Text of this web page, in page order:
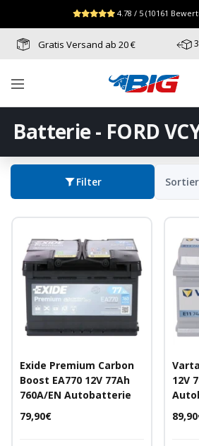
Zum Menü springen
Fußzeile springen
Barrierefreiheits-Widget öffnen
Inhalt
4.78 / 5 (10161
Gratis Versand ab 20 €
Navigation
Batterie-
Batterie - FORD
Filter
Exide Premium Carbon
Boost EA770 12V 77Ah
760A/EN Autobatterie
Angebotspreis
79,90€
12V